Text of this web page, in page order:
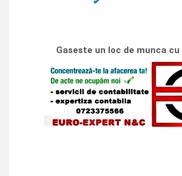
Gaseste un loc de munca cu